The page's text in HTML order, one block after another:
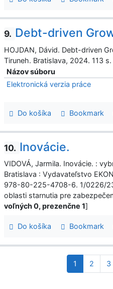
9. Debt-driven
HOJDAN, Dávid. Debt-driven
Tiruneh. Bratislava, 2024. 113
Názov súboru
Elektronická verzia práce
Do košíka Bookmark
10. Inovácie.
VIDOVÁ, Jarmila. Inovácie. :
Bratislava : Vydavateľstvo
978-80-225-4708-6. 1/0226/
oblasti starnutia pre
voľných 0, prezenčne 1]
Do košíka Bookmark
1 2 3